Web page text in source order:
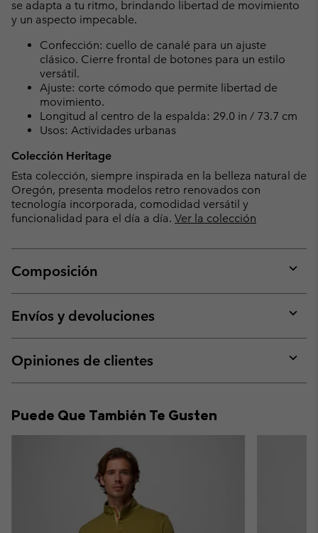
se adapta a tu ritmo, brindando libertad de movimiento
y un aspecto impecable.
Confección: cuello de canalé para un ajuste
clásico. Cierre frontal de botones para un estilo
versátil.
Ajuste: corte cómodo que permite libertad de
movimiento.
Longitud al centro de la espalda: 29.0 in / 73.7 cm
Usos: Actividades urbanas
Colección Heritage
Esta colección, siempre inspirada en la belleza natural de
Oregón, presenta modelos retro renovados con
tecnología incorporada, comodidad versátil y
funcionalidad para el día a día. Ver la colección
Composición
or
Envíos y devoluciones
or
Opiniones de clientes
or
Puede Que También Te Gusten